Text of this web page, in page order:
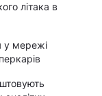
літака в
у мережі